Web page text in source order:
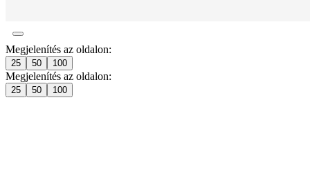
Megjelenítés az oldalon:
25 50 100
Megjelenítés az oldalon:
25 50 100